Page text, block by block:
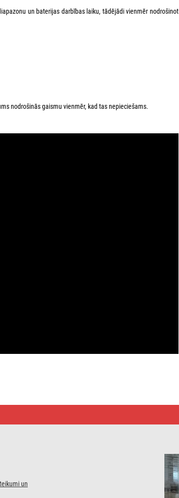
un baterijas darbības laiku, tādējādi vienmēr nodrošinot
nodrošinās gaismu vienmēr, kad tas nepieciešams.
un